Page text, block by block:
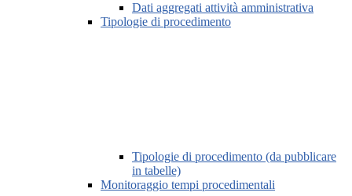
Dati aggregati attività amministrativa
Tipologie di procedimento
Tipologie di procedimento (da pubblicare
in tabelle)
Monitoraggio tempi procedimentali